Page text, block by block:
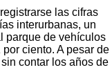
las cifras
interurbanas, un
parque de vehículos
ciento. A pesar de
contar los años de